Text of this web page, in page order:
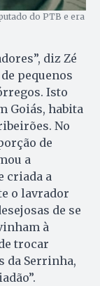
do PTB e era
diz Zé
pequenos
Isto
Goiás, habita
No
de
a
criada a
o lavrador
de se
à
trocar
da Serrinha,